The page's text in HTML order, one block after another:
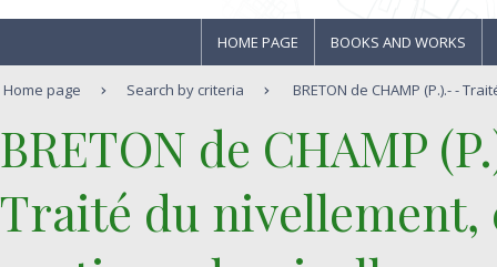
HOME PAGE BOOKS AND WORKS
Home page Search by criteria BRETON de CHAMP (P.).- -
‎BRETON de CHAMP
‎Traité du nivellement,